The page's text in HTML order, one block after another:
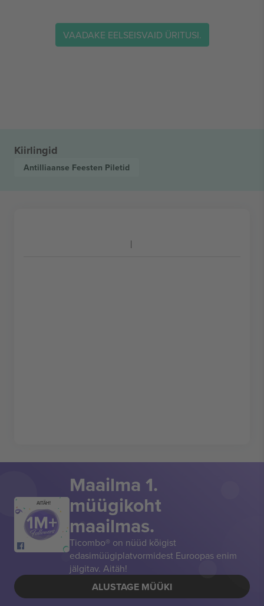
VAADAKE EELSEISVAID ÜRITUSI.
Kiirlingid
Antilliaanse Feesten Piletid
AITÄH!
Maailma 1.
müügikoht
maailmas.
Ticombo® on nüüd kõigist
edasimüügiplatvormidest Euroopas enim
jälgitav. Aitäh!
ALUSTAGE MÜÜKI